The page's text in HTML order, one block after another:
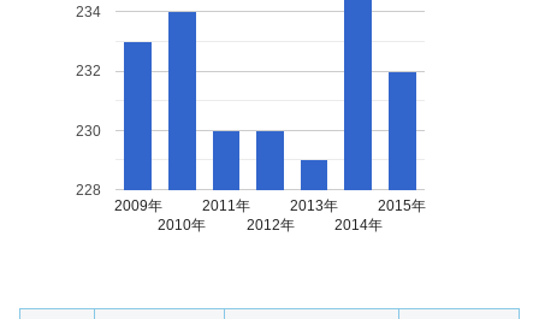
2009年
2010年
2011年
2012年
2013年
2014年
2015年
228
230
232
234